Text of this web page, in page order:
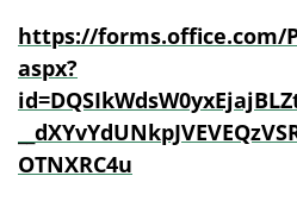
https://forms.office.com/
aspx?
OTNXRC4u